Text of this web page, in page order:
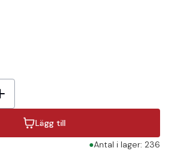
Lägg till
Antal i lager: 236